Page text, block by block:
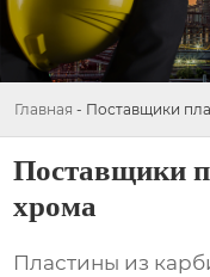
Главная - Поставщики
Поставщики
хрома
Пластины из